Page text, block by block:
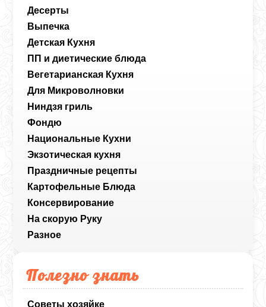
Десерты
Выпечка
Детская Кухня
ПП и диетические блюда
Вегетарианская Кухня
Для Микроволновки
Ниндзя гриль
Фондю
Национальные Кухни
Экзотическая кухня
Праздничные рецепты
Картофельные Блюда
Консервирование
На скорую Руку
Разное
Полезно знать
Советы хозяйке